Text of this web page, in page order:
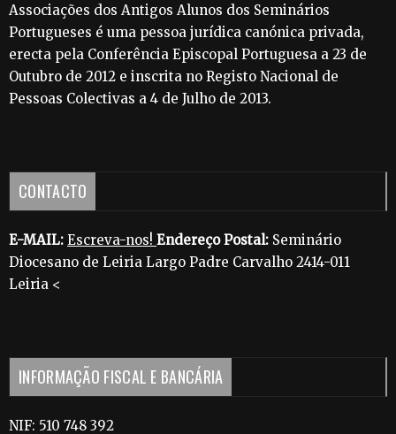
Associações dos Antigos Alunos dos Seminários
Portugueses é uma pessoa jurídica canónica privada,
erecta pela Conferência Episcopal Portuguesa a 23 de
Outubro de 2012 e inscrita no Registo Nacional de
Pessoas Colectivas a 4 de Julho de 2013.
CONTACTO
E-MAIL: Escreva-nos! Endereço Postal: Seminário
Diocesano de Leiria Largo Padre Carvalho 2414-011
Leiria <
INFORMAÇÃO FISCAL E BANCÁRIA
NIF: 510 748 392